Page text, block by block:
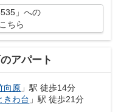
」への
ちら
アパート
向原 」駅 徒歩14分
きわ台 」駅 徒歩21分